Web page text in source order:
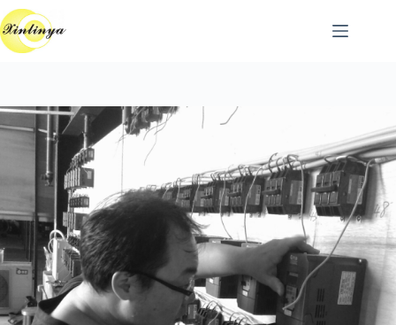
跳
至
主
容